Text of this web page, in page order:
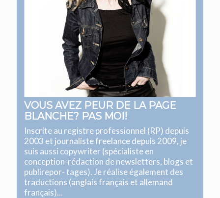
VOUS AVEZ PEUR DE LA PAGE
BLANCHE? PAS MOI!
Inscrite au registre professionnel (RP) depuis
2003 et journaliste freelance depuis 2009, je
suis aussi copywriter (spécialiste en
conception-rédaction de newsletters, blogs et
publirepor- tages). Je réalise également des
traductions (anglais français et allemand
français)...